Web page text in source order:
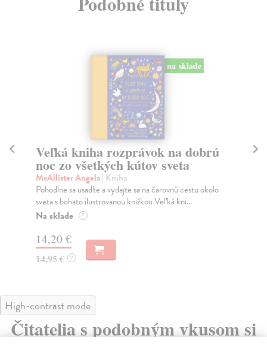
na sklade
Veľká kniha rozprávok na dobrú
noc zo všetkých kútov sveta
McAllister Angela| Kniha
Pohodlne sa usaďte a vydajte sa na čarovnú cestu okolo
sveta s bohato ilustrovanou knižkou Veľká kni...
Na sklade ?
14,20 €
14,95 € ?
High-contrast mode
Čitatelia s podobným vkusom si